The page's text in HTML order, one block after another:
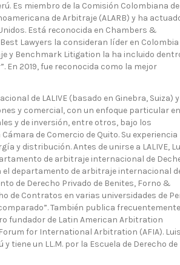
Es miembro de la Comisión Colombiana de
de Arbitraje (ALARB) y ha
Está reconocida en Chambers &
Lawyers la consideran líder en Colombia
y Benchmark Litigation la ha incluido
En 2019, fue reconocida como la mejor
de LALIVE (basado en Ginebra, Suiza) y
y comercial, con un enfoque particular en
y de inversión, entre otros, bajo los
de Comercio de Quito. Su experiencia
y distribución. Antes de unirse a LALIVE,
de arbitraje internacional de
departamento de arbitraje internacional
de Derecho Privado de Benites, Forno &
de Contratos en varias universidades de
También publica frecuentemente
fundador de Latin American Arbitration
for International Arbitration (AFIA). Luis
tiene un LL.M. por la Escuela de Derecho de